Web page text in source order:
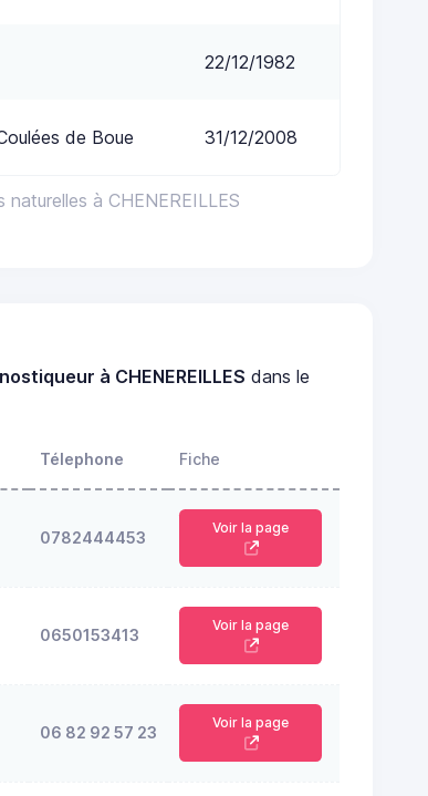
à CHENEREILLES
22/12/1982
de Boue 31/12/2008
à CHENEREILLES dans le
Télephone Fiche
0782444453
Voir la page
0650153413
Voir la page
06 82 92 57 23
Voir la page